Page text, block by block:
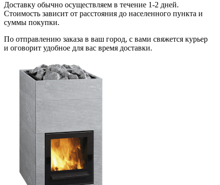
Доставку обычно осуществляем в течение 1-2 дней.
Стоимость зависит от расстояния до населенного пункта и
суммы покупки.
По отправлению заказа в ваш город, с вами свяжется курьер
и оговорит удобное для вас время доставки.